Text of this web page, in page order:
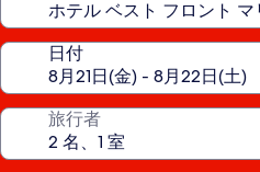
日付
旅行者